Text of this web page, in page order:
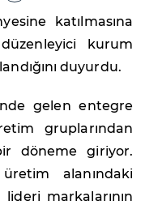
katılmasına
kurum
duyurdu.
gelen entegre
gruplarından
döneme giriyor.
alanındaki
lideri markalarının